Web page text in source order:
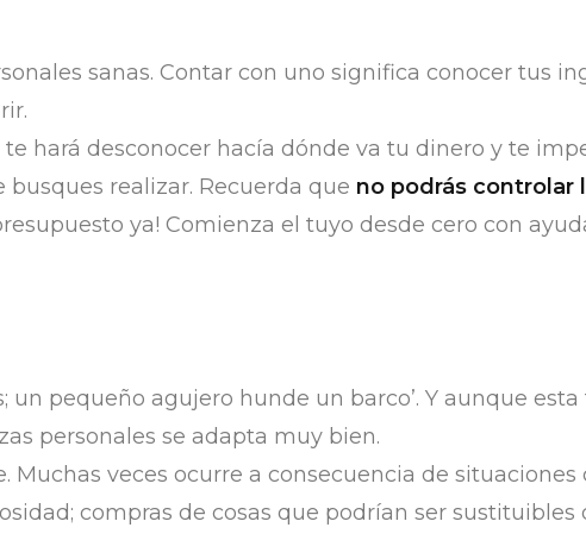
sanas. Contar con uno significa conocer tus
hará desconocer hacía dónde va tu dinero y te
realizar. Recuerda que no podrás controlar
ya! Comienza el tuyo desde cero con
pequeño agujero hunde un barco’. Y aunque
personales se adapta muy bien.
veces ocurre a consecuencia de situaciones
compras de cosas que podrían ser